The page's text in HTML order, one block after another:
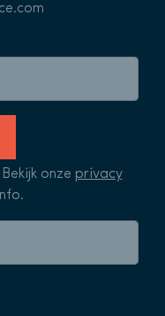
onze privacy